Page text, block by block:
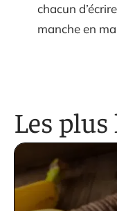
chacun
manche en
Les plus